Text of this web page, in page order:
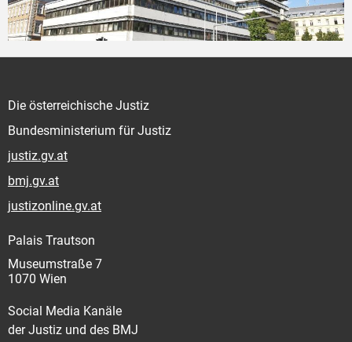
Die österreichische Justiz
Bundesministerium für Justiz
justiz.gv.at
bmj.gv.at
justizonline.gv.at
Palais Trautson
Museumstraße 7
1070 Wien
Social Media Kanäle
der Justiz und des BMJ